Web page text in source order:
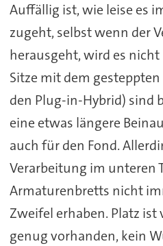
Auffällig ist, wie leise es
zugeht, selbst wenn der
herausgeht, wird es
Sitze mit dem
den Plug-in-Hybrid) sind
eine etwas längere
auch für den Fond.
Verarbeitung im unteren
Armaturenbretts nicht
Zweifel erhaben. Platz
genug vorhanden, kein